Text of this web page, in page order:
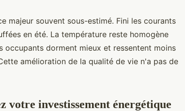
majeur souvent sous-estimé. Fini les courants
en été. La température reste homogène
occupants dorment mieux et ressentent moins
amélioration de la qualité de vie n'a pas de
votre investissement énergétique